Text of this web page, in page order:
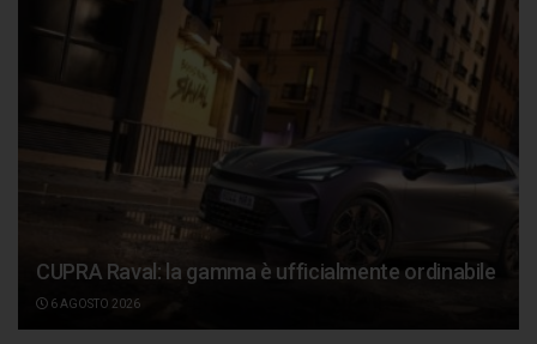
CUPRA Raval: la gamma è ufficialmente ordinabile
6 AGOSTO 2026